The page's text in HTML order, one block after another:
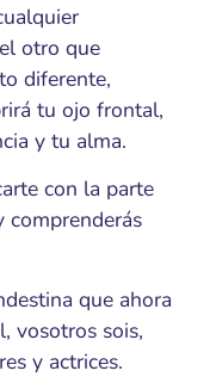
otro que
diferente,
tu ojo frontal,
y tu alma.
con la parte
comprenderás
que ahora
vosotros sois,
y actrices.